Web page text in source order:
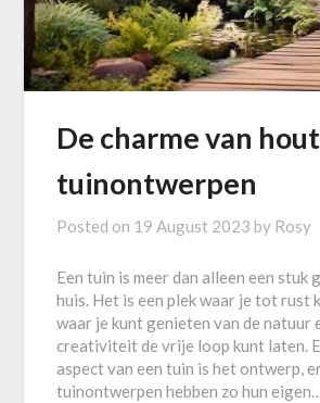
De charme van
tuinontwerpen
Posted on 19 August 2023 by Rosy
Een tuin is meer dan alleen een stuk
huis. Het is een plek waar je tot rust
waar je kunt genieten van de natuur
creativiteit de vrije loop kunt laten.
aspect van een tuin is het ontwerp,
tuinontwerpen hebben zo hun